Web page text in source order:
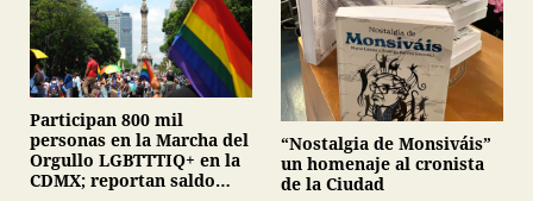
Participan 800 mil
personas en la Marcha del
Orgullo LGBTTTIQ+ en la
CDMX; reportan saldo
“Nostalgia de Monsiváis”
un homenaje al cronista
de la Ciudad